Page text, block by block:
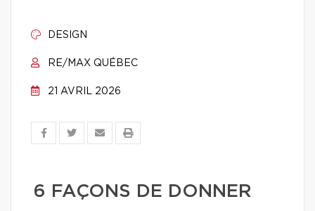
DESIGN
RE/MAX QUÉBEC
21 AVRIL 2026
6 FAÇONS DE DONNER